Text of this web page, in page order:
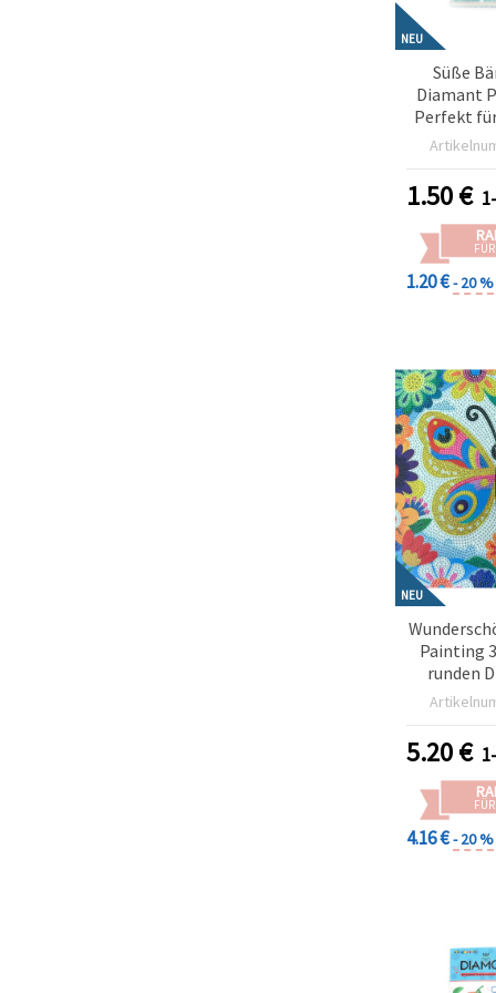
NEU
Süße
Diamant
Perfekt
Basteln &
1.50€
1.20 €- 20 %
NEU
Painting
runden
Teilbild
5.20€
4.16 €- 20 %